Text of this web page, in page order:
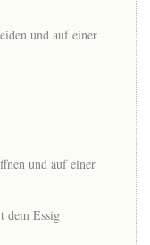
und auf einer
und auf einer
dem Essig